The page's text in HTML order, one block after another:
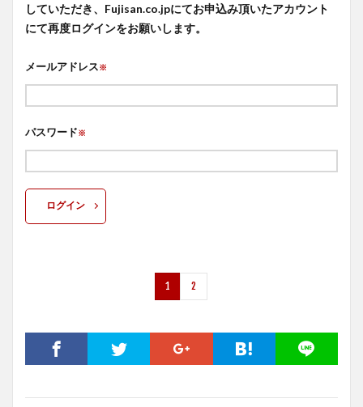
していただき、Fujisan.co.jpにてお申込み頂いたアカウント
にて再度ログインをお願いします。
メールアドレス※
パスワード※
ログイン
1 2